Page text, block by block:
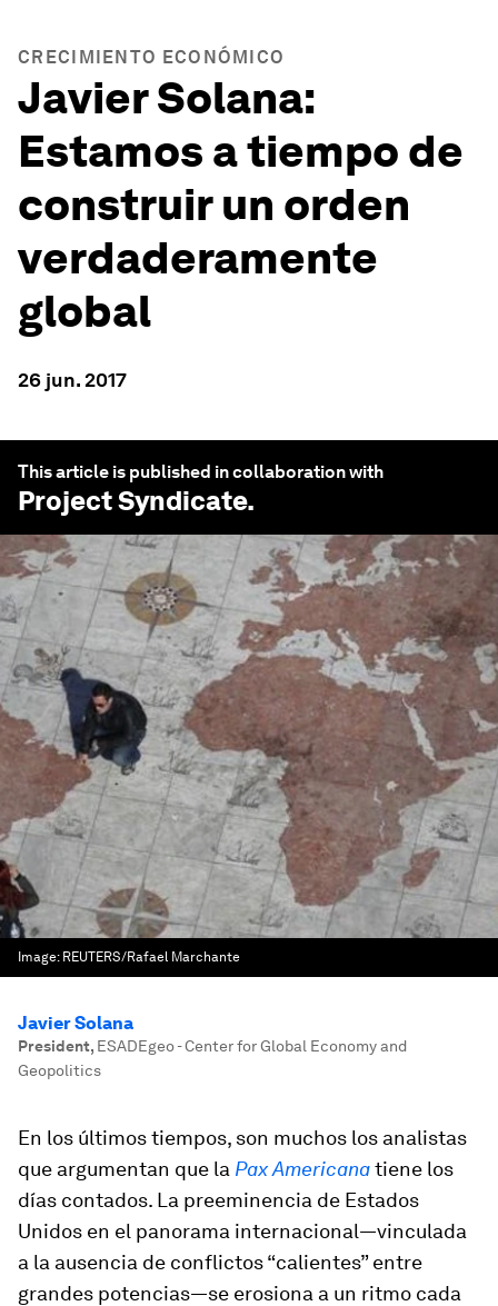
CRECIMIENTO ECONÓMICO
Javier Solana:
Estamos a tiempo de
construir un orden
verdaderamente
global
26 jun. 2017
This article is published in collaboration with
Project Syndicate.
Image: REUTERS/Rafael Marchante
Javier Solana
President, ESADEgeo - Center for Global Economy and
Geopolitics
En los últimos tiempos, son muchos los analistas
que argumentan que la Pax Americanatiene los
días contados. La preeminencia de Estados
Unidos en el panorama internacional—vinculada
a la ausencia de conflictos “calientes” entre
grandes potencias—se erosiona a un ritmo cada